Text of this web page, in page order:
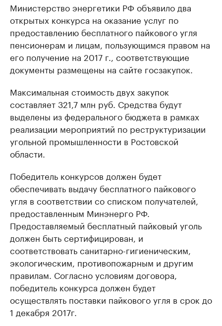
Министерство энергетики РФ объявило два
открытых конкурса на оказание услуг по
предоставлению бесплатного пайкового угля
пенсионерам и лицам, пользующимся правом на
его получение на 2017 г., соответствующие
документы размещены на сайте госзакупок.
Максимальная стоимость двух закупок
составляет 321,7 млн руб. Средства будут
выделены из федерального бюджета в рамках
реализации мероприятий по реструктуризации
угольной промышленности в Ростовской
области.
Победитель конкурсов должен будет
обеспечивать выдачу бесплатного пайкового
угля в соответствии со списком получателей,
предоставленным Минэнерго РФ.
Предоставляемый бесплатный пайковый уголь
должен быть сертифицирован, и
соответствовать санитарно-гигиеническим,
экологическим, противопожарным и другим
правилам. Согласно условиям договора,
победитель конкурса должен будет
осуществлять поставки пайкового угля в срок до
1 декабря 2017г.